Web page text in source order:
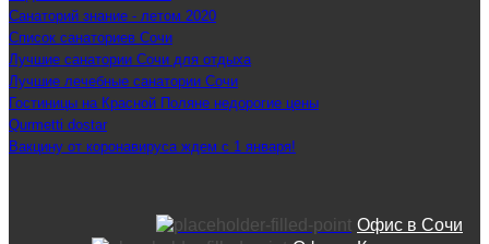
Санаторий знание - летом 2020
Список санаториев Сочи
Лучшие санатории Сочи для отдыха
Лучшие лечебные санатории Сочи
Гостиницы на Красной Поляне недорогие цены
Qurmetti dostar
Вакцину от коронавируса ждем с 1 января!
Офис в Сочи